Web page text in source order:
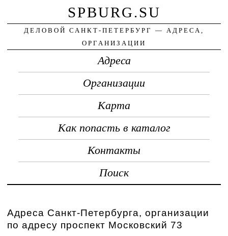
SPBURG.SU
ДЕЛОВОЙ САНКТ-ПЕТЕРБУРГ — АДРЕСА,
ОРГАНИЗАЦИИ
Адреса
Организации
Карта
Как попасть в каталог
Контакты
Поиск
Адреса Санкт-Петербурга, организации
по адресу проспект Московский 73